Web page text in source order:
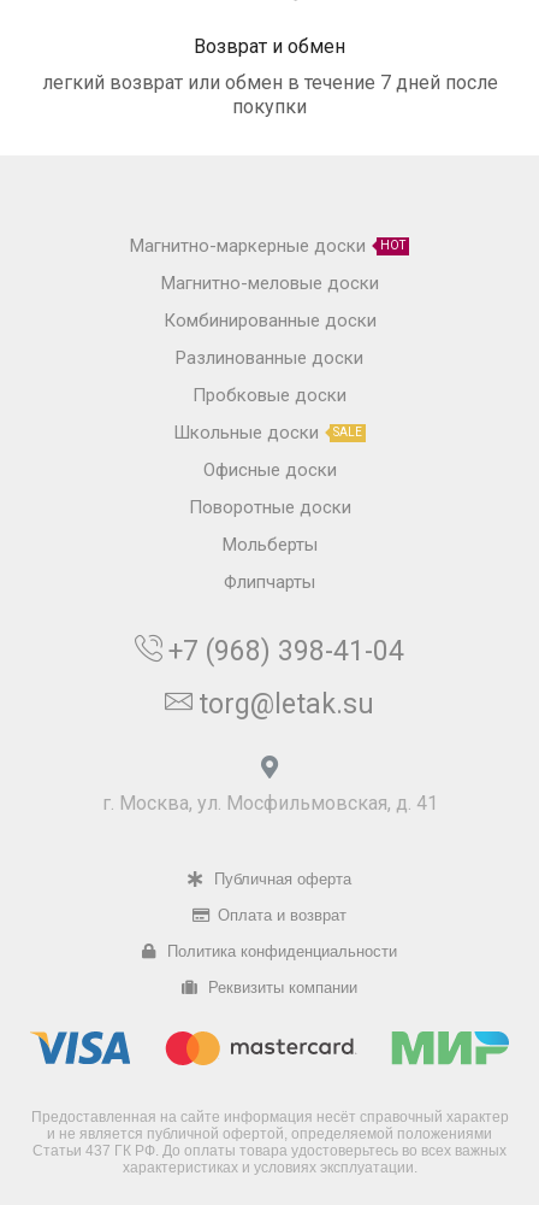
Возврат и обмен
легкий возврат или обмен в течение 7 дней после
покупки
Магнитно-маркерные доски HOT
Магнитно-меловые доски
Комбинированные доски
Разлинованные доски
Пробковые доски
Школьные доски
SALE
Офисные доски
Поворотные доски
Мольберты
Флипчарты
+7 (968) 398-41-04
torg@letak.su
г. Москва, ул. Мосфильмовская, д. 41
Публичная оферта
Оплата и возврат
Политика конфиденциальности
Реквизиты компании
Предоставленная на сайте информация несёт справочный характер
и не является публичной офертой, определяемой положениями
Статьи 437 ГК РФ. До оплаты товара удостоверьтесь во всех важных
характеристиках и условиях эксплуатации.